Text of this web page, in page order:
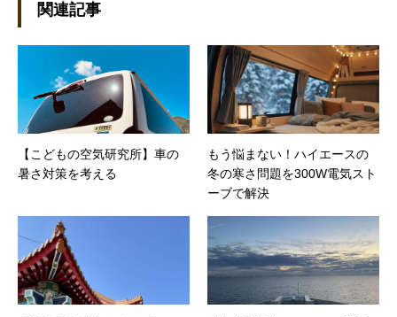
ージ（SAN/NAS/LTO/SASなど）、セキュリテ
ィ（BIOS/UTM/情報漏えい対策/デザスタリカバ
リ/内部統制・コンプライアンス/ネットワーク
セキュリティ/メールセキュリティなど）、ネッ
トワーク（KVMスイッチ/グループウェア/サー
バ/資産管理/シンクライアント/ホスティングな
ど）、その他（.NET/BI/カタログ/各種戦略/導入
事例/パートナー取材など）…ほか、多数執筆。
●連絡先 メール：kenta@office-mica.com
関連記事
【こどもの空気研究所】車の
暑さ対策を考える
もう悩まない！ハイエースの
冬の寒さ問題を300W電気スト
ーブで解決